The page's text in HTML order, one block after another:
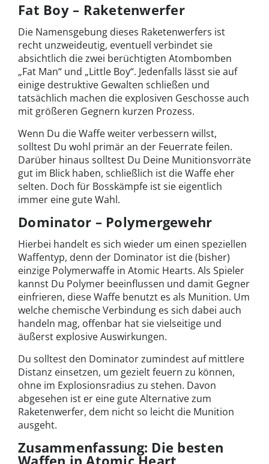
Fat Boy – Raketenwerfer
Die Namensgebung dieses Raketenwerfers ist
recht unzweideutig, eventuell verbindet sie
absichtlich die zwei berüchtigten Atombomben
„Fat Man“ und „Little Boy“. Jedenfalls lässt sie auf
einige destruktive Gewalten schließen und
tatsächlich machen die explosiven Geschosse auch
mit größeren Gegnern kurzen Prozess.
Wenn Du die Waffe weiter verbessern willst,
solltest Du wohl primär an der Feuerrate feilen.
Darüber hinaus solltest Du Deine Munitionsvorräte
gut im Blick haben, schließlich ist die Waffe eher
selten. Doch für Bosskämpfe ist sie eigentlich
immer eine gute Wahl.
Dominator – Polymergewehr
Hierbei handelt es sich wieder um einen speziellen
Waffentyp, denn der Dominator ist die (bisher)
einzige Polymerwaffe in Atomic Hearts. Als Spieler
kannst Du Polymer beeinflussen und damit Gegner
einfrieren, diese Waffe benutzt es als Munition. Um
welche chemische Verbindung es sich dabei auch
handeln mag, offenbar hat sie vielseitige und
äußerst explosive Auswirkungen.
Du solltest den Dominator zumindest auf mittlere
Distanz einsetzen, um gezielt feuern zu können,
ohne im Explosionsradius zu stehen. Davon
abgesehen ist er eine gute Alternative zum
Raketenwerfer, dem nicht so leicht die Munition
ausgeht.
Zusammenfassung: Die besten